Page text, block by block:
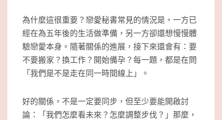
為什麼這很重要？戀愛秘書常見的情況是，一方已
經在為五年後的生活做準備，另一方卻還想慢慢體
驗戀愛本身。隨著關係的進展，接下來還會有：要
不要搬家？換工作？開始備孕？每一題，都是在問
「我們是不是走在同一時間線上」。
好的關係，不是一定要同步，但至少要能開啟討
論：「我們怎麼看未來？怎麼調整步伐？」那麼，